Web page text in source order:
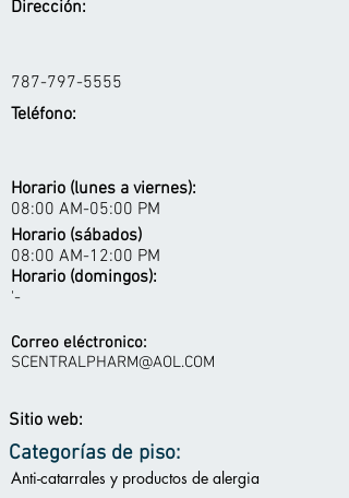
Dirección:
787-797-5555
Teléfono:
Horario (lunes a viernes):
08:00 AM-05:00 PM
Horario (sábados)
08:00 AM-12:00 PM
Horario (domingos):
'-
Correo eléctronico:
SCENTRALPHARM@AOL.COM
Sitio web:
Categorías de piso:
Anti-catarrales y productos de alergia